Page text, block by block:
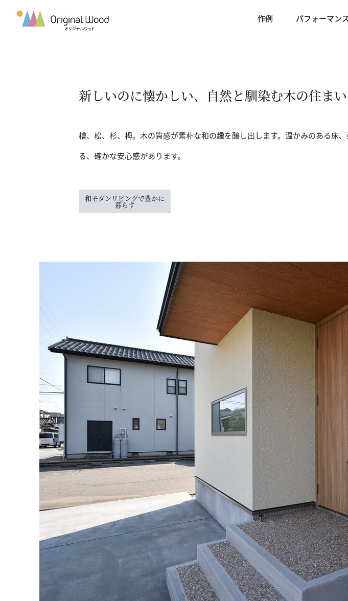
作例 パフォーマンス
新しいのに懐かしい、自然と馴染む木の住まい
檜、松、杉、栂。木の質感が素朴な和の趣を醸し出します。温かみのある床
る、確かな安心感があります。
和モダンリビングで豊かに
暮らす